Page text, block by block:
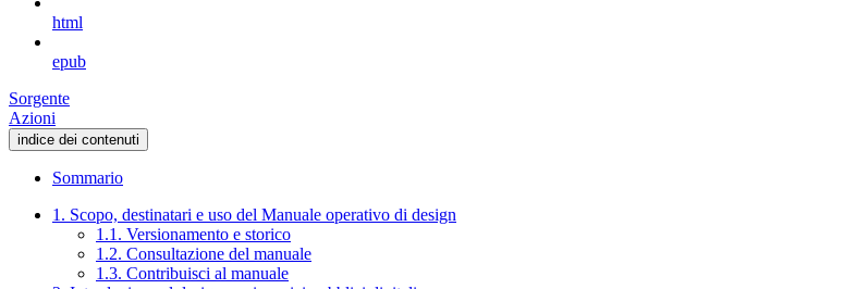
html
epub
Sorgente
Azioni
indice dei contenuti
Sommario
1. Scopo, destinatari e uso del Manuale operativo di design
1.1. Versionamento e storico
1.2. Consultazione del manuale
1.3. Contribuisci al manuale